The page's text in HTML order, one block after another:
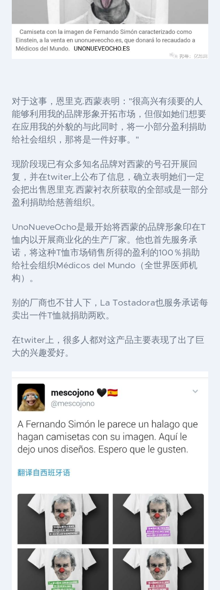
对于这事，恩里克.西蒙表明："很高兴有须要的人
能够利用我的品牌形象开拓市场，但假如她们想要
在应用我的外貌的与此同时，将一小部分盈利捐助
给社会组织，那将是一件好事。"
现阶段现已有众多知名品牌对西蒙的号召开展回
复，并在twiter上公布了信息，确立表明她们一定
会把出售恩里克.西蒙衬衣所获取的全部或是一部分
盈利捐助给慈善组织。
UnoNueveOcho是最开始将西蒙的品牌形象印在T
恤内以开展商业化的生产厂家。他也首先服务承
诺，将这种T恤市场销售所得的盈利的100％捐助
给社会组织Médicos del Mundo（全世界医师机
构）。
别的厂商也不甘人下， La Tostadora也服务承诺每
卖出一件T恤就捐助两欧。
在twiter上，很多人都对这产品主要表现了出了巨
大的兴趣爱好。